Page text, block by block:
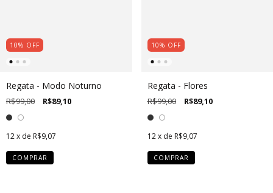
10% OFF
Regata - Modo Noturno
R$99,00 R$89,10
12x de R$9,07
COMPRAR
10% OFF
Regata - Flores
R$99,00 R$89,10
12 x de R$9,07
COMPRAR